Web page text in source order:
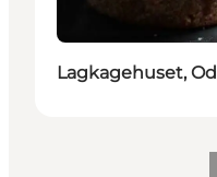
Lagkagehuset,